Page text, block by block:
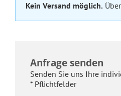
Kein Versand möglich.
Anfrage senden
Senden Sie uns Ihre
* Pflichtfelder